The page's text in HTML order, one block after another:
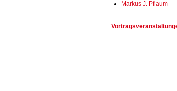
Markus J. Pflaum